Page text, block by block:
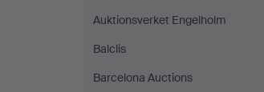
Auktionsverket Engelholm
Balclis
Barcelona Auctions